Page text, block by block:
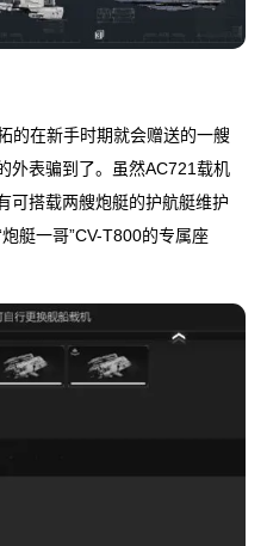
的在新手时期就会赠送的一艘
外表骗到了。虽然AC721载机
可搭载两艘炮艇的护航艇维护
艇一哥”CV-T800的专属座